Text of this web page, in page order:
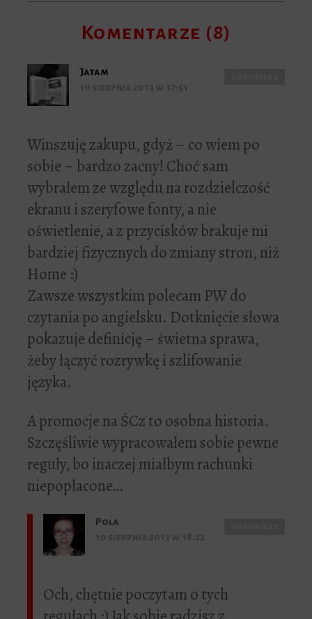
Komentarze (8)
Jatam
Winszuję zakupu, gdyż – co wiem po
sobie – bardzo zacny! Choć sam
wybrałem ze względu na rozdzielczość
ekranu i szeryfowe fonty, a nie
oświetlenie, a z przycisków brakuje mi
bardziej fizycznych do zmiany stron, niż
Home :)
Zawsze wszystkim polecam PW do
czytania po angielsku. Dotknięcie słowa
pokazuje definicję – świetna sprawa,
żeby łączyć rozrywkę i szlifowanie
języka.
A promocje na ŚCz to osobna historia.
Szczęśliwie wypracowałem sobie pewne
reguły, bo inaczej miałbym rachunki
niepopłacone…
Pola
Och, chętnie poczytam o tych